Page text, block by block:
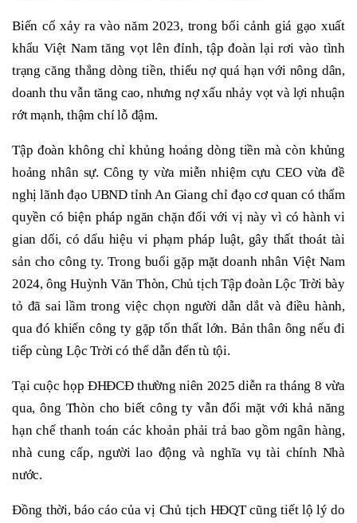
Biến cố xảy ra vào năm 2023, trong bối cảnh giá gạo xuất
khẩu Việt Nam tăng vọt lên đỉnh, tập đoàn lại rơi vào tình
trạng căng thẳng dòng tiền, thiếu nợ quá hạn với nông dân,
doanh thu vẫn tăng cao, nhưng nợ xấu nhảy vọt và lợi nhuận
rớt mạnh, thậm chí lỗ đậm.
Tập đoàn không chỉ khủng hoảng dòng tiền mà còn khủng
hoảng nhân sự. Công ty vừa miễn nhiệm cựu CEO vừa đề
nghị lãnh đạo UBND tỉnh An Giang chỉ đạo cơ quan có thẩm
quyền có biện pháp ngăn chặn đối với vị này vì có hành vi
gian dối, có dấu hiệu vi phạm pháp luật, gây thất thoát tài
sản cho công ty. Trong buổi gặp mặt doanh nhân Việt Nam
2024, ông Huỳnh Văn Thòn, Chủ tịch Tập đoàn Lộc Trời bày
tỏ đã sai lầm trong việc chọn người dẫn dắt và điều hành,
qua đó khiến công ty gặp tổn thất lớn. Bản thân ông nếu đi
tiếp cùng Lộc Trời có thể dẫn đến tù tội.
Tại cuộc họp ĐHĐCĐ thường niên 2025 diễn ra tháng 8 vừa
qua, ông Thòn cho biết công ty vẫn đối mặt với khả năng
hạn chế thanh toán các khoản phải trả bao gồm ngân hàng,
nhà cung cấp, người lao động và nghĩa vụ tài chính Nhà
nước.
Đồng thời, báo cáo của vị Chủ tịch HĐQT cũng tiết lộ lý do